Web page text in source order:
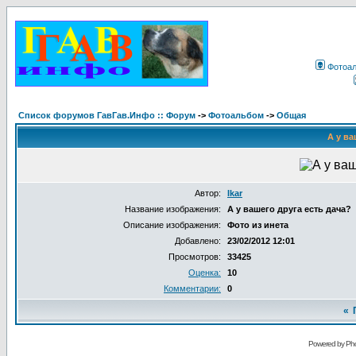
Список форумов ГавГав.Инфо :: Форум -> Фотоальбом -> Общая
А у
Автор:
Ikar
Название изображения:
А у вашего друга есть дача?
Описание изображения:
Фото из инета
Добавлено:
23/02/2012 12:01
Просмотров:
33425
Оценка:
10
Комментарии:
0
«
Powered by